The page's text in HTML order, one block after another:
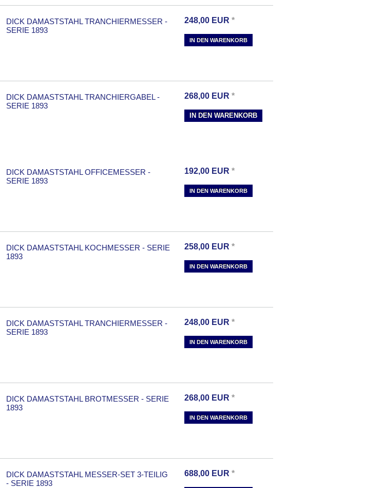
DICK DAMASTSTAHL TRANCHIERMESSER -
SERIE 1893
248,00 EUR *
IN DEN WARENKORB
DICK DAMASTSTAHL TRANCHIERGABEL -
SERIE 1893
268,00 EUR *
IN DEN WARENKORB
DICK DAMASTSTAHL OFFICEMESSER -
SERIE 1893
192,00 EUR *
IN DEN WARENKORB
DICK DAMASTSTAHL KOCHMESSER - SERIE
1893
258,00 EUR *
IN DEN WARENKORB
DICK DAMASTSTAHL TRANCHIERMESSER -
SERIE 1893
248,00 EUR *
IN DEN WARENKORB
DICK DAMASTSTAHL BROTMESSER - SERIE
1893
268,00 EUR *
IN DEN WARENKORB
DICK DAMASTSTAHL MESSER-SET 3-TEILIG
- SERIE 1893
688,00 EUR *